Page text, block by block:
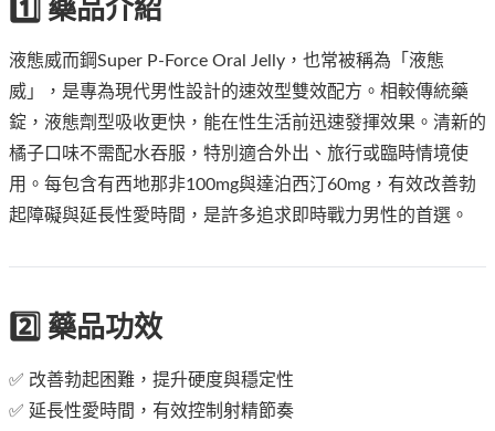
1️⃣ 藥品介紹
液態威而鋼Super P-Force Oral Jelly，也常被稱為「液態
威」，是專為現代男性設計的速效型雙效配方。相較傳統藥
錠，液態劑型吸收更快，能在性生活前迅速發揮效果。清新的
橘子口味不需配水吞服，特別適合外出、旅行或臨時情境使
用。每包含有西地那非100mg與達泊西汀60mg，有效改善勃
起障礙與延長性愛時間，是許多追求即時戰力男性的首選。
2️⃣ 藥品功效
✅ 改善勃起困難，提升硬度與穩定性
✅ 延長性愛時間，有效控制射精節奏